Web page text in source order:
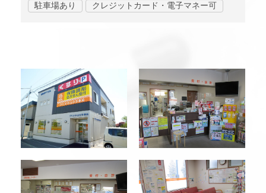
駐車場あり
クレジットカード・電子マネー可